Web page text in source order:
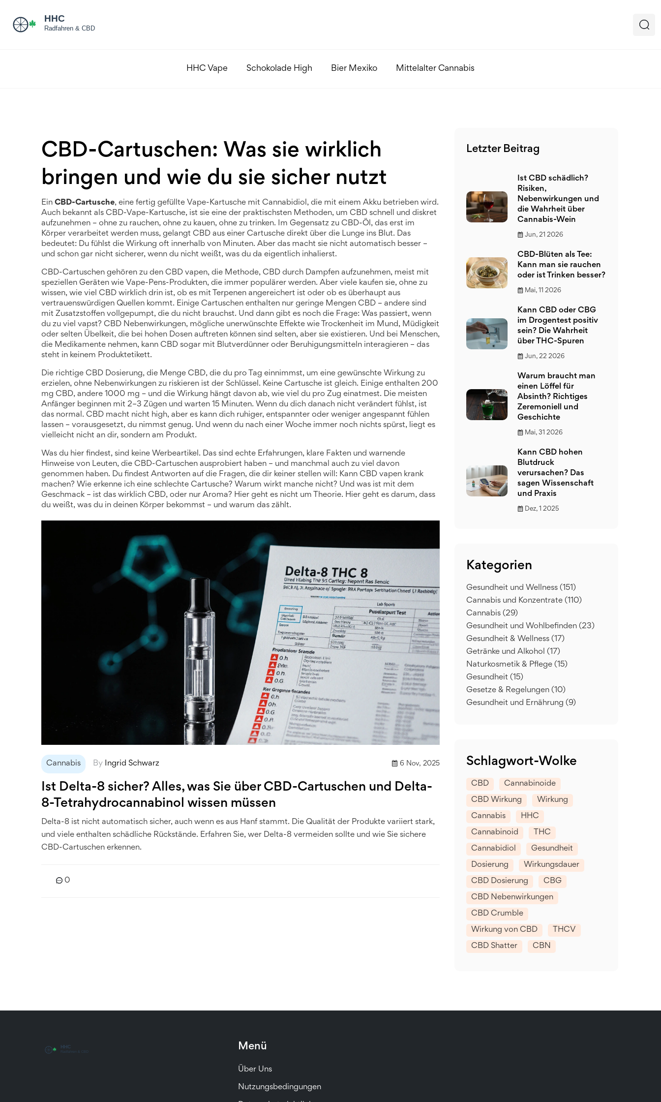
HHC Vape Schokolade High Bier Mexiko Mittelalter Cannabis
CBD-Cartuschen: Was sie wirklich
bringen und wie du sie sicher nutzt
Ein CBD-Cartusche, eine fertig gefüllte Vape-Kartusche mit Cannabidiol, die mit einem Akku betrieben wird.
Auch bekannt als CBD-Vape-Kartusche, ist sie eine der praktischsten Methoden, um CBD schnell und diskret
aufzunehmen – ohne zu rauchen, ohne zu kauen, ohne zu trinken. Im Gegensatz zu CBD-Öl, das erst im
Körper verarbeitet werden muss, gelangt CBD aus einer Cartusche direkt über die Lunge ins Blut. Das
bedeutet: Du fühlst die Wirkung oft innerhalb von Minuten. Aber das macht sie nicht automatisch besser –
und schon gar nicht sicherer, wenn du nicht weißt, was du da eigentlich inhalierst.
CBD-Cartuschen gehören zu den CBD vapen, die Methode, CBD durch Dampfen aufzunehmen, meist mit
speziellen Geräten wie Vape-Pens-Produkten, die immer populärer werden. Aber viele kaufen sie, ohne zu
wissen, wie viel CBD wirklich drin ist, ob es mit Terpenen angereichert ist oder ob es überhaupt aus
vertrauenswürdigen Quellen kommt. Einige Cartuschen enthalten nur geringe Mengen CBD – andere sind
mit Zusatzstoffen vollgepumpt, die du nicht brauchst. Und dann gibt es noch die Frage: Was passiert, wenn
du zu viel vapst? CBD Nebenwirkungen, mögliche unerwünschte Effekte wie Trockenheit im Mund, Müdigkeit
oder selten Übelkeit, die bei hohen Dosen auftreten können sind selten, aber sie existieren. Und bei Menschen,
die Medikamente nehmen, kann CBD sogar mit Blutverdünner oder Beruhigungsmitteln interagieren – das
steht in keinem Produktetikett.
Die richtige CBD Dosierung, die Menge CBD, die du pro Tag einnimmst, um eine gewünschte Wirkung zu
erzielen, ohne Nebenwirkungen zu riskieren ist der Schlüssel. Keine Cartusche ist gleich. Einige enthalten 200
mg CBD, andere 1000 mg – und die Wirkung hängt davon ab, wie viel du pro Zug einatmest. Die meisten
Anfänger beginnen mit 2–3 Zügen und warten 15 Minuten. Wenn du dich danach nicht verändert fühlst, ist
das normal. CBD macht nicht high, aber es kann dich ruhiger, entspannter oder weniger angespannt fühlen
lassen – vorausgesetzt, du nimmst genug. Und wenn du nach einer Woche immer noch nichts spürst, liegt es
vielleicht nicht an dir, sondern am Produkt.
Was du hier findest, sind keine Werbeartikel. Das sind echte Erfahrungen, klare Fakten und warnende
Hinweise von Leuten, die CBD-Cartuschen ausprobiert haben – und manchmal auch zu viel davon
genommen haben. Du findest Antworten auf die Fragen, die dir keiner stellen will: Kann CBD vapen krank
machen? Wie erkenne ich eine schlechte Cartusche? Warum wirkt manche nicht? Und was ist mit dem
Geschmack – ist das wirklich CBD, oder nur Aroma? Hier geht es nicht um Theorie. Hier geht es darum, dass
du weißt, was du in deinen Körper bekommst – und warum das zählt.
Cannabis By Ingrid Schwarz 6 Nov, 2025
Ist Delta-8 sicher? Alles, was Sie über CBD-Cartuschen und Delta-
8-Tetrahydrocannabinol wissen müssen
Delta-8 ist nicht automatisch sicher, auch wenn es aus Hanf stammt. Die Qualität der Produkte variiert stark,
und viele enthalten schädliche Rückstände. Erfahren Sie, wer Delta-8 vermeiden sollte und wie Sie sichere
CBD-Cartuschen erkennen.
0
Letzter Beitrag
Ist CBD schädlich?
Risiken,
Nebenwirkungen und
die Wahrheit über
Cannabis-Wein
Jun, 21 2026
CBD-Blüten als Tee:
Kann man sie rauchen
oder ist Trinken besser?
Mai, 11 2026
Kann CBD oder CBG
im Drogentest positiv
sein? Die Wahrheit
über THC-Spuren
Jun, 22 2026
Warum braucht man
einen Löffel für
Absinth? Richtiges
Zeremoniell und
Geschichte
Mai, 31 2026
Kann CBD hohen
Blutdruck
verursachen? Das
sagen Wissenschaft
und Praxis
Dez, 1 2025
Kategorien
Gesundheit und Wellness (151)
Cannabis und Konzentrate (110)
Cannabis (29)
Gesundheit und Wohlbefinden (23)
Gesundheit & Wellness (17)
Getränke und Alkohol (17)
Naturkosmetik & Pflege (15)
Gesundheit (15)
Gesetze & Regelungen (10)
Gesundheit und Ernährung (9)
Schlagwort-Wolke
CBD Cannabinoide
CBD Wirkung Wirkung
Cannabis HHC
Cannabinoid THC
Cannabidiol Gesundheit
Dosierung Wirkungsdauer
CBD Dosierung CBG
CBD Nebenwirkungen
CBD Crumble
Wirkung von CBD THCV
CBD Shatter CBN
Menü
Über Uns
Nutzungsbedingungen